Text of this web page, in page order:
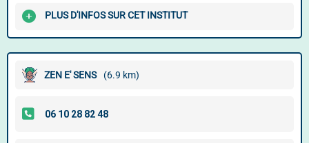
PLUS D'INFOS SUR CET INSTITUT
ZEN E' SENS (6.9 km)